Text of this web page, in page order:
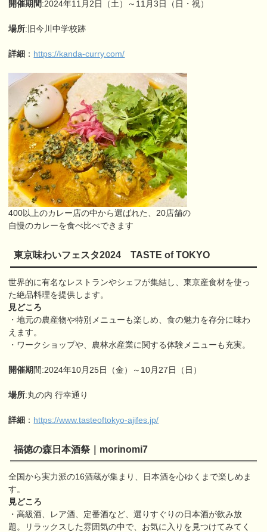
開催期間:2024年11月2日（土）～11月3日（日・祝）
場所:旧今川中学校跡
詳細 ： https://kanda-curry.com/
400以上のカレー店の中から選ばれた、20店舗の
自慢のカレーを食べ比べできます
東京味わいフェスタ2024 TASTE of TOKYO
世界的に有名なレストランやシェフが集結し、東京産食材を使っ
た絶品料理を提供します。
見どころ
・地元の農産物や特別メニューも楽しめ、食の魅力を存分に味わ
えます。
・ワークショップや、農林水産業に関する体験メニューも充実。
開催期間:2024年10月25日（金）～10月27日（日）
場所:丸の内 行幸通り
詳細 ： https://www.tasteoftokyo-ajifes.jp/
福徳の森日本酒祭｜morinomi7
全国から実力派の16酒蔵が集まり、日本酒を心ゆくまで楽しめま
す。
見どころ
・高級酒、レア酒、定番酒など、選りすぐりの日本酒が飲み放
題。リラックスした雰囲気の中で、お気に入りを見つけてみてく